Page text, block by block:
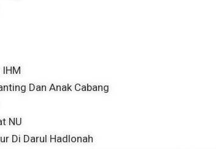
Dan Anak Cabang
NU
Di Darul Hadlonah